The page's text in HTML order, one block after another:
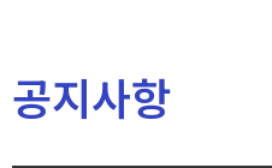
공지사항